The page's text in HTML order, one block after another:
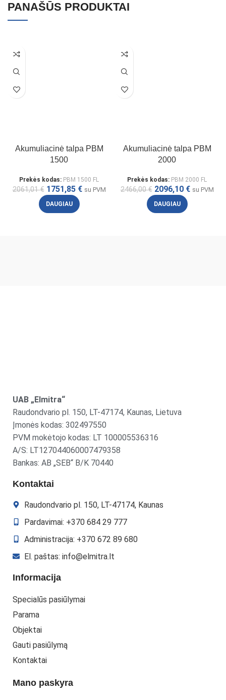
PANAŠŪS PRODUKTAI
Akumuliacinė talpa PBM
1500
Prekės kodas: PBM 1500 FL
2061,01€ 1751,85 € su PVM
DAUGIAU
Akumuliacinė talpa PBM
2000
Prekės kodas: PBM 2000 FL
2466,00€ 2096,10 € su PVM
DAUGIAU
UAB „Elmitra“
Raudondvario pl. 150, LT-47174, Kaunas, Lietuva
Įmonės kodas: 302497550
PVM mokėtojo kodas: LT 100005536316
A/S: LT127044060007479358
Bankas: AB „SEB“ B/K 70440
Kontaktai
Raudondvario pl. 150, LT-47174, Kaunas
Pardavimai: +370 684 29 777
Administracija: +370 672 89 680
El. paštas: info@elmitra.lt
Informacija
Specialūs pasiūlymai
Parama
Objektai
Gauti pasiūlymą
Kontaktai
Mano paskyra